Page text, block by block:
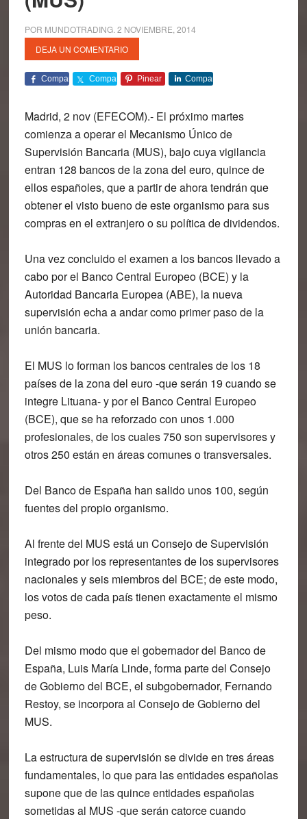
POR MUNDOTRADING. 2 NOVIEMBRE, 2014
DEJA UN COMENTARIO
Comparte Comparte Pinear Comparte
Madrid, 2 nov (EFECOM).- El próximo martes
comienza a operar el Mecanismo Único de
Supervisión Bancaria (MUS), bajo cuya vigilancia
entran 128 bancos de la zona del euro, quince de
ellos españoles, que a partir de ahora tendrán que
obtener el visto bueno de este organismo para sus
compras en el extranjero o su política de dividendos.
Una vez concluido el examen a los bancos llevado a
cabo por el Banco Central Europeo (BCE) y la
Autoridad Bancaria Europea (ABE), la nueva
supervisión echa a andar como primer paso de la
unión bancaria.
El MUS lo forman los bancos centrales de los 18
países de la zona del euro -que serán 19 cuando se
integre Lituana- y por el Banco Central Europeo
(BCE), que se ha reforzado con unos 1.000
profesionales, de los cuales 750 son supervisores y
otros 250 están en áreas comunes o transversales.
Del Banco de España han salido unos 100, según
fuentes del propio organismo.
Al frente del MUS está un Consejo de Supervisión
integrado por los representantes de los supervisores
nacionales y seis miembros del BCE; de este modo,
los votos de cada país tienen exactamente el mismo
peso.
Del mismo modo que el gobernador del Banco de
España, Luis María Linde, forma parte del Consejo
de Gobierno del BCE, el subgobernador, Fernando
Restoy, se incorpora al Consejo de Gobierno del
MUS.
La estructura de supervisión se divide en tres áreas
fundamentales, lo que para las entidades españolas
supone que de las quince entidades españolas
sometidas al MUS -que serán catorce cuando